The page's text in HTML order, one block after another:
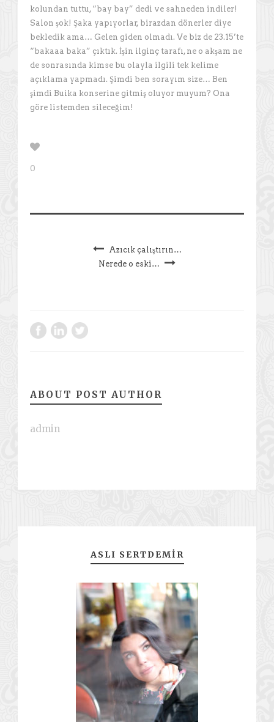
kolundan tuttu, “bay bay” dedi ve sahneden indiler!
Salon şok! Şaka yapıyorlar, birazdan dönerler diye
bekledik ama… Gelen giden olmadı. Ve biz de 23.15’te
“bakaaa baka” çıktık. İşin ilginç tarafı, ne o akşam ne
de sonrasında kimse bu olayla ilgili tek kelime
açıklama yapmadı. Şimdi ben sorayım size… Ben
şimdi Buika konserine gitmiş oluyor muyum? Ona
göre listemden sileceğim!
0
Azıcık çalıştırın…
Nerede o eski…
ABOUT POST AUTHOR
admin
ASLI SERTDEMIR